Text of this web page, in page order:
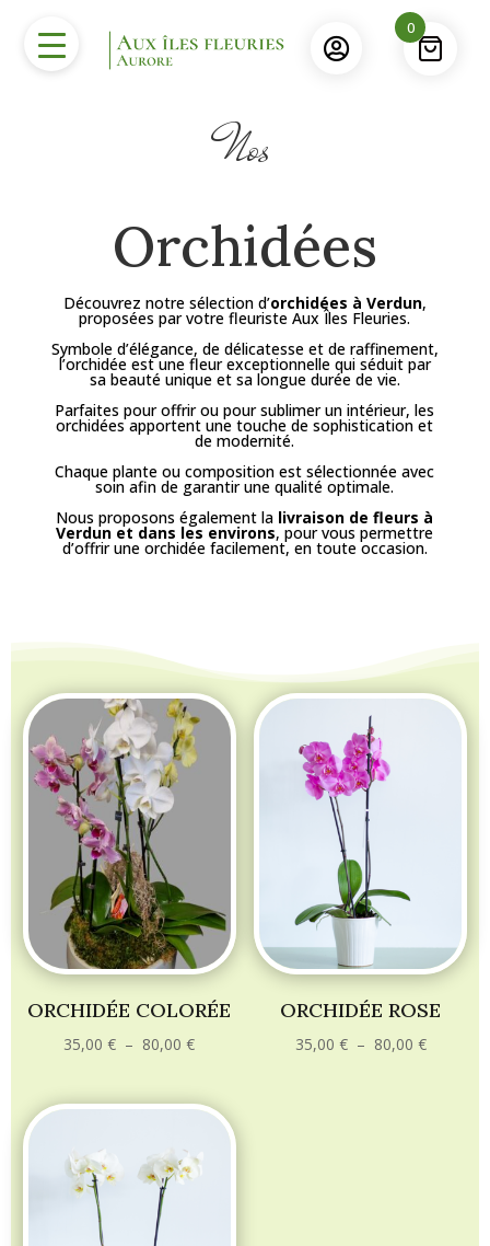

Nos
Orchidées
Découvrez notre sélection d’orchidées à Verdun,
proposées par votre fleuriste Aux Îles Fleuries.
Symbole d’élégance, de délicatesse et de raffinement,
l’orchidée est une fleur exceptionnelle qui séduit par
sa beauté unique et sa longue durée de vie.
Parfaites pour offrir ou pour sublimer un intérieur, les
orchidées apportent une touche de sophistication et
de modernité.
Chaque plante ou composition est sélectionnée avec
soin afin de garantir une qualité optimale.
Nous proposons également la livraison de fleurs à
Verdun et dans les environs, pour vous permettre
d’offrir une orchidée facilement, en toute occasion.
ORCHIDÉE COLORÉE
35,00€ – 80,00€Plage
à
80,00 €
ORCHIDÉE ROSE
35,00 € – 80,00 €Plage
0